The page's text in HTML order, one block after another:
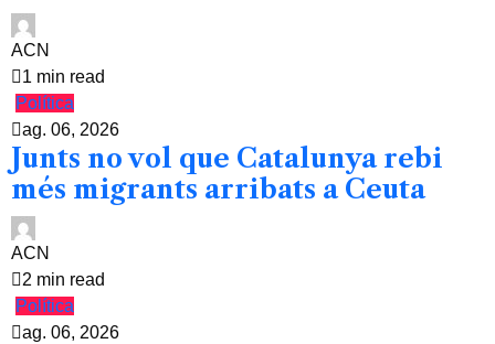
ACN
1 min read
Política
ag. 06, 2026
Junts no vol que Catalunya rebi
més migrants arribats a Ceuta
ACN
2 min read
Política
ag. 06, 2026